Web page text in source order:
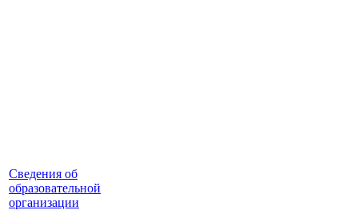
Сведения об
образовательной
организации